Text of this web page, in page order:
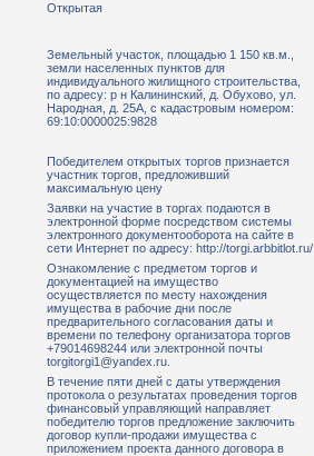
Открытая
Земельный участок, площадью 1 150 кв.м.,
земли населенных пунктов для
индивидуального жилищного строительства,
по адресу: р н Калининский, д. Обухово, ул.
Народная, д. 25А, с кадастровым номером:
69:10:0000025:9828
Победителем открытых торгов признается
участник торгов, предложивший
максимальную цену
Заявки на участие в торгах подаются в
электронной форме посредством системы
электронного документооборота на сайте в
сети Интернет по адресу: http://torgi.arbbitlot.ru/
Ознакомление с предметом торгов и
документацией на имущество
осуществляется по месту нахождения
имущества в рабочие дни после
предварительного согласования даты и
времени по телефону организатора торгов
+79014698244 или электронной почты
torgitorgi1@yandex.ru.
В течение пяти дней с даты утверждения
протокола о результатах проведения торгов
финансовый управляющий направляет
победителю торгов предложение заключить
договор купли-продажи имущества с
приложением проекта данного договора в